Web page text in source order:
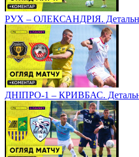
РУХ – ОЛЕКСАНДРІЯ.
ДНІПРО-1 – КРИВБАС.